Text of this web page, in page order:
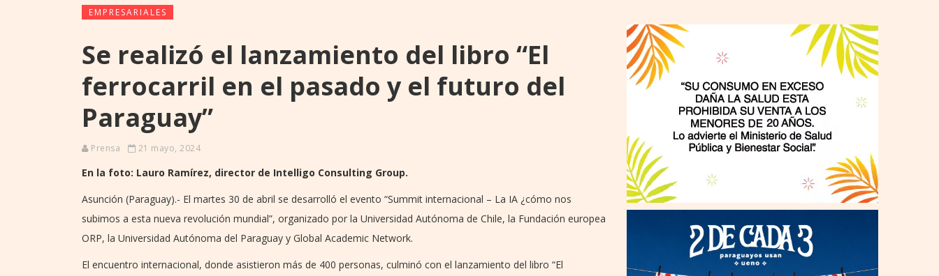
EMPRESARIALES
Se realizó el lanzamiento del libro “El
ferrocarril en el pasado y el futuro del
Paraguay”
Prensa 21 mayo, 2024
En la foto: Lauro Ramírez, director de Intelligo Consulting Group.
Asunción (Paraguay).- El martes 30 de abril se desarrolló el evento “Summit internacional – La IA ¿cómo nos
subimos a esta nueva revolución mundial”, organizado por la Universidad Autónoma de Chile, la Fundación europea
ORP, la Universidad Autónoma del Paraguay y Global Academic Network.
El encuentro internacional, donde asistieron más de 400 personas, culminó con el lanzamiento del libro “El